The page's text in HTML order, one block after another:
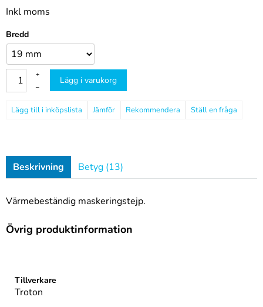
Inkl moms
Bredd
+
–
Lägg i varukorg
Jämför Rekommendera Ställ en fråga
Beskrivning Betyg (13)
Värmebeständig maskeringstejp.
Övrig produktinformation
Tillverkare
Troton